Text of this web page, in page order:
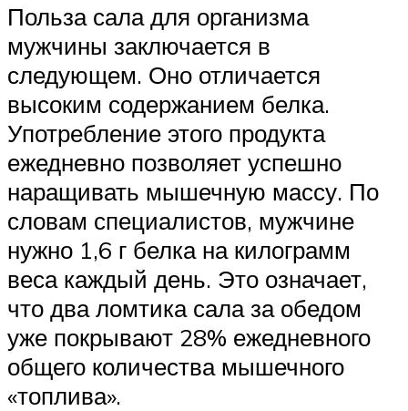
Польза сала для организма
мужчины заключается в
следующем. Оно отличается
высоким содержанием белка.
Употребление этого продукта
ежедневно позволяет успешно
наращивать мышечную массу. По
словам специалистов, мужчине
нужно 1,6 г белка на килограмм
веса каждый день. Это означает,
что два ломтика сала за обедом
уже покрывают 28% ежедневного
общего количества мышечного
«топлива».